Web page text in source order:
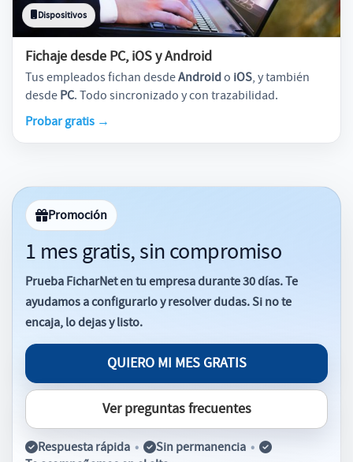
Dispositivos
Fichaje desde PC, iOS y Android
Tus empleados fichan desdeAndroido iOS, y también
desde PC. Todo sincronizado y con trazabilidad.
Probar gratis →
Promoción
1 mes gratis, sin compromiso
Prueba FicharNet en tu empresa durante30 días. Te
ayudamos a configurarlo y resolver dudas. Si no te
encaja, lo dejas y listo.
QUIERO MI MES GRATIS
Ver preguntas frecuentes
Respuesta rápida • Sin permanencia •